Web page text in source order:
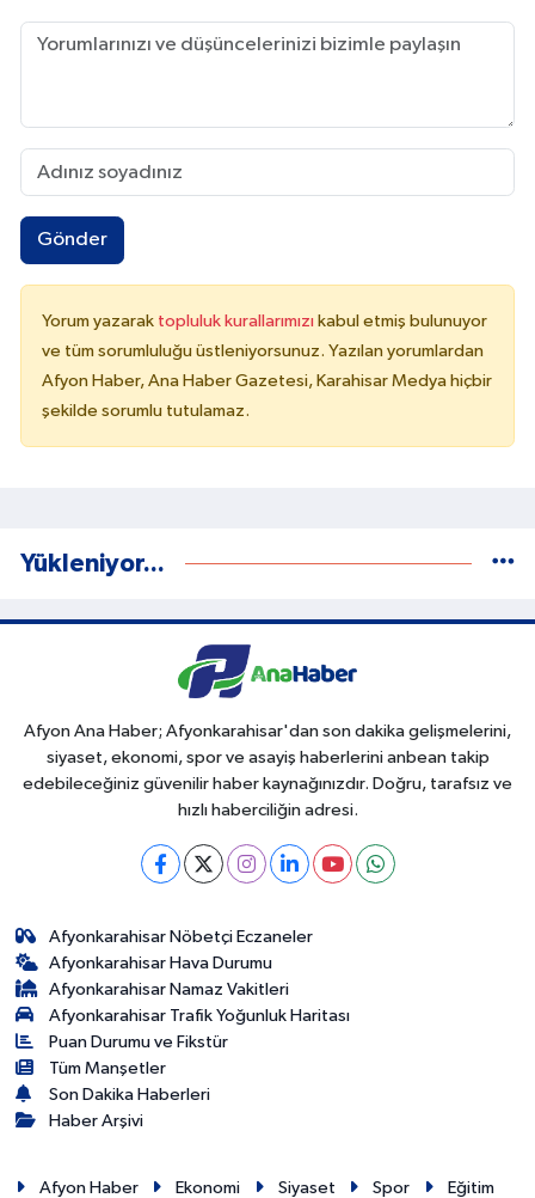
Gönder
Yorum yazarak topluluk kurallarımızı kabul etmiş bulunuyor
ve tüm sorumluluğu üstleniyorsunuz. Yazılan yorumlardan
Afyon Haber, Ana Haber Gazetesi, Karahisar Medya hiçbir
şekilde sorumlu tutulamaz.
Yükleniyor...
Afyon Ana Haber; Afyonkarahisar'dan son dakika gelişmelerini,
siyaset, ekonomi, spor ve asayiş haberlerini anbean takip
edebileceğiniz güvenilir haber kaynağınızdır. Doğru, tarafsız ve
hızlı haberciliğin adresi.
Afyonkarahisar Nöbetçi Eczaneler
Afyonkarahisar Hava Durumu
Afyonkarahisar Namaz Vakitleri
Afyonkarahisar Trafik Yoğunluk Haritası
Puan Durumu ve Fikstür
Tüm Manşetler
Son Dakika Haberleri
Haber Arşivi
Afyon Haber Ekonomi Siyaset Spor Eğitim